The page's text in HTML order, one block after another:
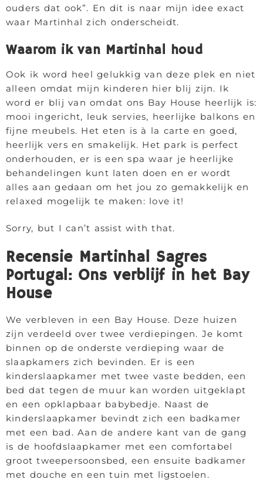
ouders dat ook”. En dit is naar mijn idee exact
waar Martinhal zich onderscheidt.
Waarom ik van Martinhal houd
Ook ik word heel gelukkig van deze plek en niet
alleen omdat mijn kinderen hier blij zijn. Ik
word er blij van omdat ons Bay House heerlijk is:
mooi ingericht, leuk servies, heerlijke balkons en
fijne meubels. Het eten is à la carte en goed,
heerlijk vers en smakelijk. Het park is perfect
onderhouden, er is een spa waar je heerlijke
behandelingen kunt laten doen en er wordt
alles aan gedaan om het jou zo gemakkelijk en
relaxed mogelijk te maken: love it!
Sorry, but I can’t assist with that.
Recensie Martinhal Sagres
Portugal: Ons verblijf in het Bay
House
We verbleven in een Bay House. Deze huizen
zijn verdeeld over twee verdiepingen. Je komt
binnen op de onderste verdieping waar de
slaapkamers zich bevinden. Er is een
kinderslaapkamer met twee vaste bedden, een
bed dat tegen de muur kan worden uitgeklapt
en een opklapbaar babybedje. Naast de
kinderslaapkamer bevindt zich een badkamer
met een bad. Aan de andere kant van de gang
is de hoofdslaapkamer met een comfortabel
groot tweepersoonsbed, een ensuite badkamer
met douche en een tuin met ligstoelen.